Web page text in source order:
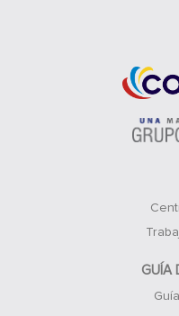
GUÍA